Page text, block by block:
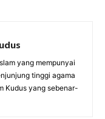
yang mempunyai
tinggi agama
Kudus yang sebenar-